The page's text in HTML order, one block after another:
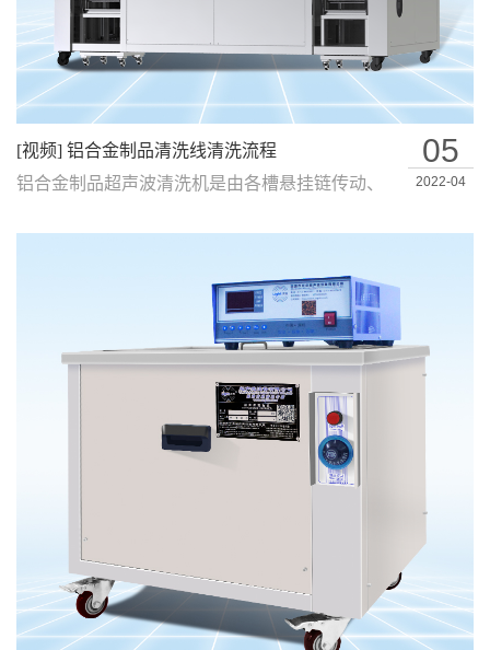
05
2022-04
[视频] 铝合金制品清洗线清洗流程
铝合金制品超声波清洗机是由各槽悬挂链传动、